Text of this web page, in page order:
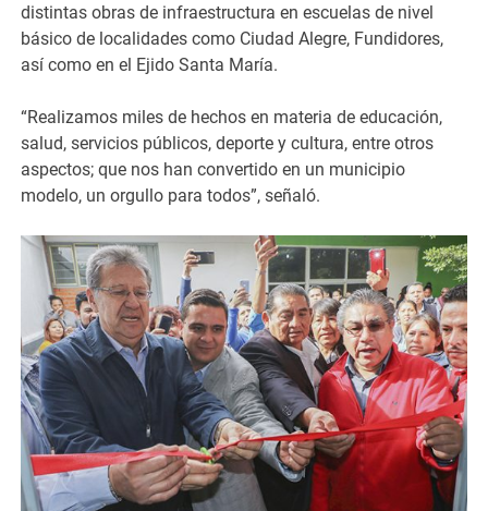
distintas obras de infraestructura en escuelas de nivel
básico de localidades como Ciudad Alegre, Fundidores,
así como en el Ejido Santa María.
“Realizamos miles de hechos en materia de educación,
salud, servicios públicos, deporte y cultura, entre otros
aspectos; que nos han convertido en un municipio
modelo, un orgullo para todos”, señaló.